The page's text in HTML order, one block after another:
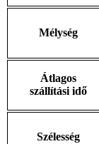
Mélység
Átlagos
szállítási idő
Szélesség